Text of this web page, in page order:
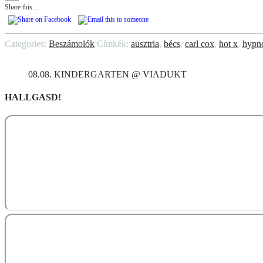
Share this...
Categories: Beszámolók Címkék: ausztria, bécs, carl cox, hot x,
08.08. KINDERGARTEN @ VIADUKT
HALLGASD!